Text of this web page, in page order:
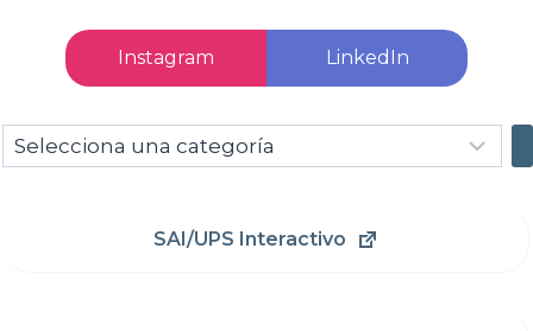
Instagram LinkedIn
Selecciona
una
SAI/UPS Interactivo